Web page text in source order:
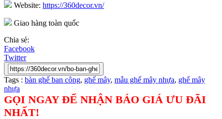
Website: https://360decor.vn/
Giao hàng toàn quốc
Chia sẻ:
Facebook
Twitter
Tags : bàn ghế ban công, ghế mây, mẫu ghế mây nhựa, ghế mây
nhựa
GỌI NGAY ĐỂ NHẬN BÁO GIÁ ƯU ĐÃI
NHẤT!